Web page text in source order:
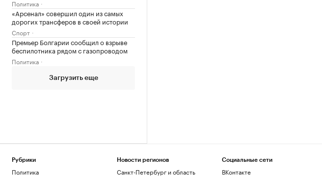
Политика
«Арсенал» совершил один из самых
дорогих трансферов в своей истории
Спорт
Премьер Болгарии сообщил о взрыве
беспилотника рядом с газопроводом
Политика
Загрузить еще
Рубрики
Политика
Новости регионов
Санкт-Петербург и область
Социальные сети
ВКонтакте